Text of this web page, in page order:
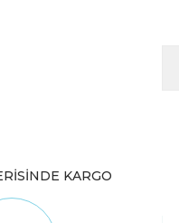
KARGO